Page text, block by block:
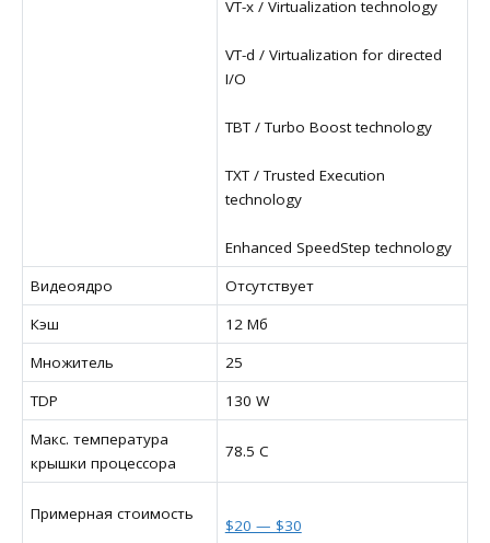
VT-x / Virtualization technology
VT-d / Virtualization for directed
I/O
TBT / Turbo Boost technology
TXT / Trusted Execution
technology
Enhanced SpeedStep technology
Видеоядро
Отсутствует
Кэш
12 Мб
Множитель
25
TDP
130 W
Макс. температура
крышки процессора
78.5 C
Примерная стоимость
$20 — $30